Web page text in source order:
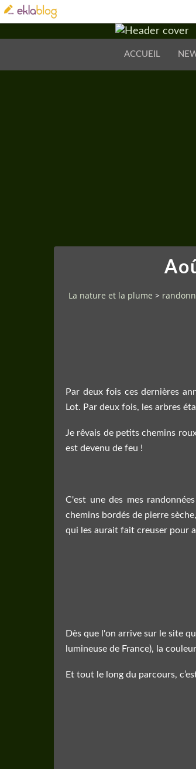
ACCUEIL
La nature et la plume >
Par deux fois ces dernières
Lot. Par deux fois, les arbres
Je rêvais de petits chemins
est devenu de feu !
C'est une des mes
chemins bordés de pierre
qui les aurait fait creuser pour
Dès que l'on arrive sur le site
lumineuse de France), la
Et tout le long du parcours,